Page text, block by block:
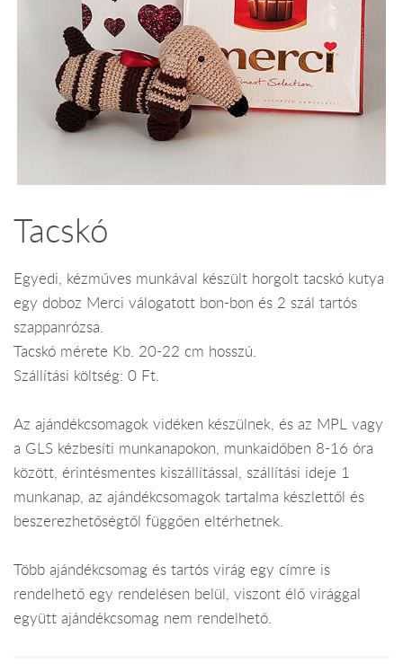
Tacskó
Egyedi, kézműves munkával készült horgolt tacskó kutya
egy doboz Merci válogatott bon-bon és 2 szál tartós
szappanrózsa.
Tacskó mérete Kb. 20-22 cm hosszú.
Szállítási költség: 0 Ft.
Az ajándékcsomagok vidéken készülnek, és az MPL vagy
a GLS kézbesíti munkanapokon, munkaidőben 8-16 óra
között, érintésmentes kiszállítással, szállítási ideje 1
munkanap, az ajándékcsomagok tartalma készlettől és
beszerezhetőségtől függően eltérhetnek.
Több ajándékcsomag és tartós virág egy címre is
rendelhető egy rendelésen belül, viszont élő virággal
együtt ajándékcsomag nem rendelhető.